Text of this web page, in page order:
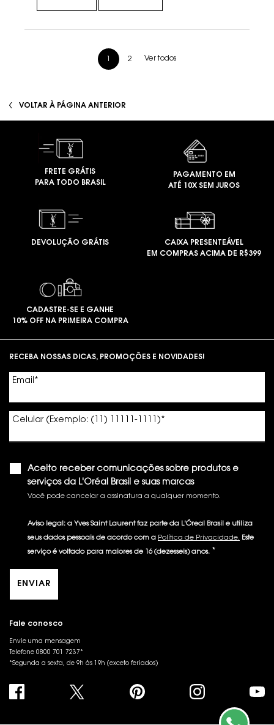
Page 1 of 2. Current page
2 Ver todos
VOLTAR À PÁGINA ANTERIOR
FRETE GRÁTIS
PARA TODO BRASIL
PAGAMENTO EM
ATÉ 10X SEM JUROS
DEVOLUÇÃO GRÁTIS
CAIXA PRESENTEÁVEL
EM COMPRAS ACIMA DE R$399
CADASTRE-SE E GANHE
10% OFF NA PRIMEIRA COMPRA
RECEBA NOSSAS DICAS, PROMOÇÕES E NOVIDADES!
Email *
Celular (Exemplo: (11) 11111-1111) *
Aceito receber comunicações sobre produtos e
serviços da L'Oréal Brasil e suas marcas
Você pode cancelar a assinatura a qualquer momento.​
Aviso legal: a Yves Saint Laurent faz parte da L'Óreal Brasil e utiliza
seus dados pessoais de acordo com a Política de Privacidade. Este
serviço é voltado para maiores de 16 (dezesseis) anos. *
ENVIAR
Fale conosco
Envie uma mensagem
Telefone 0800 701 7237*
*Segunda a sexta, de 9h às 19h (exceto feriados)